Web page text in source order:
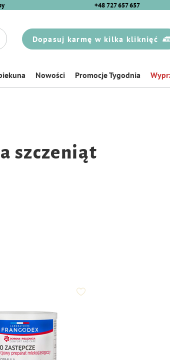
+48 727 657 657
Dopasuj karmę w kilka kliknięć
Nowości Promocje Tygodnia
szczeniąt